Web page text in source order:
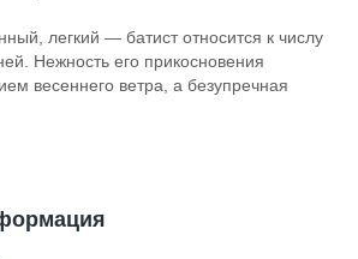
легкий — батист относится к числу
Нежность его прикосновения
весеннего ветра, а безупречная